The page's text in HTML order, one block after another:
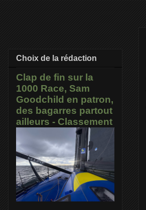
Choix de la rédaction
Clap de fin sur la
1000 Race, Sam
Goodchild en patron,
des bagarres partout
ailleurs - Classement